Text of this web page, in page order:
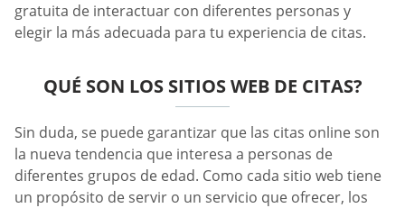
gratuita de interactuar con diferentes personas y
elegir la más adecuada para tu experiencia de citas.
QUÉ SON LOS SITIOS WEB DE CITAS?
Sin duda, se puede garantizar que las citas online son
la nueva tendencia que interesa a personas de
diferentes grupos de edad. Como cada sitio web tiene
un propósito de servir o un servicio que ofrecer, los